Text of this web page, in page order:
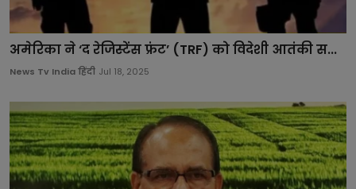
अमेरिका ने ‘द रेजिस्टेंस फ्रंट’ (TRF) को विदेशी आतंकी स...
News Tv India हिंदी Jul 18, 2025